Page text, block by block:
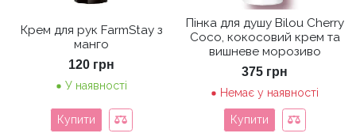
Крем для рук FarmStay з
манго
120 грн
У наявності
Купити
Пінка для душу Bilou Cherry
Coco, кокосовий крем та
вишневе морозиво
375 грн
Немає у наявності
Купити